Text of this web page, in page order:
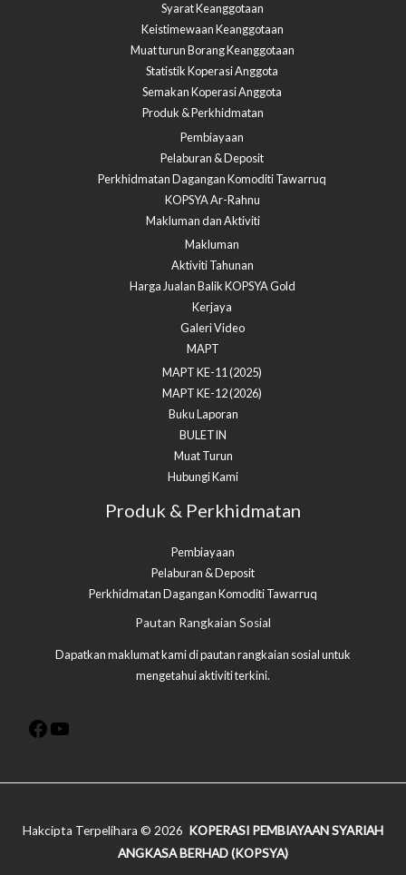
Syarat Keanggotaan
Keistimewaan Keanggotaan
Muat turun Borang Keanggotaan
Statistik Koperasi Anggota
Semakan Koperasi Anggota​
Produk & Perkhidmatan
Pembiayaan
Pelaburan & Deposit
Perkhidmatan Dagangan Komoditi Tawarruq
KOPSYA Ar-Rahnu
Makluman dan Aktiviti
Makluman
Aktiviti Tahunan
Harga Jualan Balik KOPSYA Gold
Kerjaya
Galeri Video
MAPT
MAPT KE-11 (2025)
MAPT KE-12 (2026)
Buku Laporan
BULETIN
Muat Turun
Hubungi Kami
Produk & Perkhidmatan
Pembiayaan
Pelaburan & Deposit
Perkhidmatan Dagangan Komoditi Tawarruq​
Pautan Rangkaian Sosial
Dapatkan maklumat kami di pautan rangkaian sosial untuk
mengetahui aktiviti terkini.
Hakcipta Terpelihara © 2026 KOPERASI PEMBIAYAAN SYARIAH
ANGKASA BERHAD (KOPSYA)